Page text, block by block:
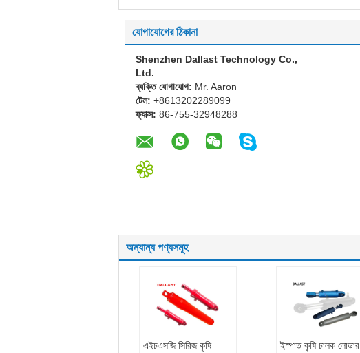
যোগাযোগের ঠিকানা
Shenzhen Dallast Technology Co.,
Ltd.
ব্যক্তি যোগাযোগ: Mr. Aaron
টেল: +8613202289099
ফ্যাক্স: 86-755-32948288
অন্যান্য পণ্যসমূহ
এইচএসজি সিরিজ কৃষি
ইস্পাত কৃষি চালক লোডার